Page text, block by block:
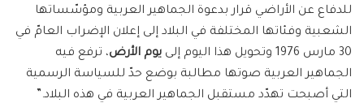
للدفاع عن الأراضي قرار بدعوة الجماهير العربية ومؤسّساتها
الشعبية وفئاتها المختلفة في البلاد إلى إعلان الإضراب العامّ في
30 مارس 1976 وتحويل هذا اليوم إلى
يوم الأرض، ترفع فيه
الجماهير العربية صوتها مطالبة بوضع حدّ للسياسة الرسمية
التي أصبحت تهدّد مستقبل الجماهير العربية في هذه البلاد.”